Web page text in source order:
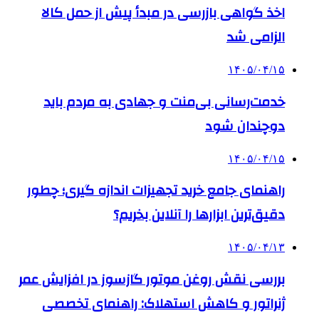
اخذ گواهی بازرسی در مبدأ پیش از حمل کالا
الزامی شد
۱۴۰۵/۰۴/۱۵
خدمت‌رسانی بی‌منت و جهادی به مردم باید
دوچندان شود
۱۴۰۵/۰۴/۱۵
راهنمای جامع خرید تجهیزات اندازه گیری؛ چطور
دقیق‌ترین ابزارها را آنلاین بخریم؟
۱۴۰۵/۰۴/۱۳
بررسی نقش روغن موتور گازسوز در افزایش عمر
ژنراتور و کاهش استهلاک: راهنمای تخصصی